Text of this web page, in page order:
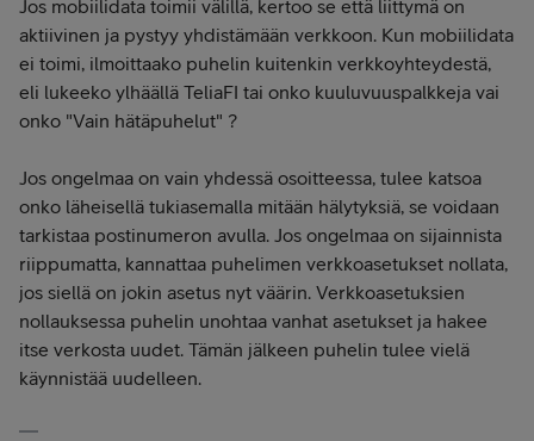
Jos mobiilidata toimii välillä, kertoo se että liittymä on
aktiivinen ja pystyy yhdistämään verkkoon. Kun mobiilidata
ei toimi, ilmoittaako puhelin kuitenkin verkkoyhteydestä,
eli lukeeko ylhäällä TeliaFI tai onko kuuluvuuspalkkeja vai
onko "Vain hätäpuhelut" ?
Jos ongelmaa on vain yhdessä osoitteessa, tulee katsoa
onko läheisellä tukiasemalla mitään hälytyksiä, se voidaan
tarkistaa postinumeron avulla. Jos ongelmaa on sijainnista
riippumatta, kannattaa puhelimen verkkoasetukset nollata,
jos siellä on jokin asetus nyt väärin. Verkkoasetuksien
nollauksessa puhelin unohtaa vanhat asetukset ja hakee
itse verkosta uudet. Tämän jälkeen puhelin tulee vielä
käynnistää uudelleen.